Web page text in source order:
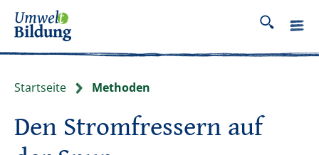
Startseite Methoden
Den Stromfressern auf